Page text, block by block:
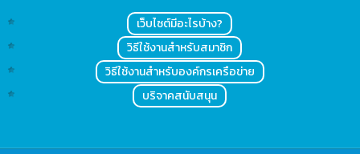
เว็บไซต์มีอะไรบ้าง?
วิธีใช้งานสำหรับสมาชิก
วิธีใช้งานสำหรับองค์กรเครือข่าย
บริจาคสนับสนุน